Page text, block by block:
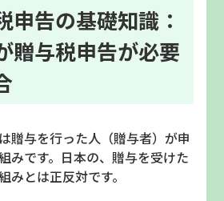
申告の基礎知識：
贈与税申告が必要
贈与を行った人（贈与者）が申
みです。日本の、贈与を受けた
みとは正反対です。